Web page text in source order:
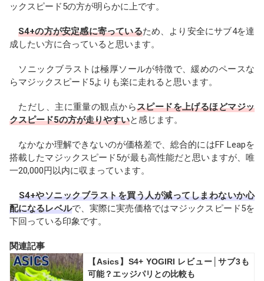
ックスピード5の方が明らかに上です。
S4+の方が安定感に寄っているため、より安全にサブ4を達
成したい方に合っていると思います。
ソニックブラストは極厚ソールが特徴で、緩めのペースな
らマジックスピード5よりも楽に走れると思います。
ただし、主に重量の観点からスピードを上げるほどマジッ
クスピード5の方が走りやすいと感じます。
なかなか理解できないのが価格差で、総合的にはFF Leapを
搭載したマジックスピード5が最も高性能だと思いますが、唯
一20,000円以内に収まっています。
S4+やソニックブラストを買う人が減ってしまわないか心
配になるレベルで、実際に実売価格ではマジックスピード5を
下回っている印象です。
関連記事
【Asics】S4+ YOGIRI レビュー│サブ3も
可能？エッジパリとの比較も